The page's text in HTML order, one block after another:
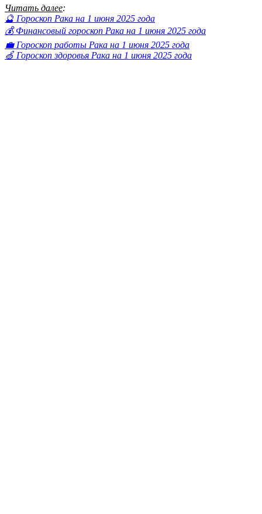
Читать далее:
🔮 Гороскоп Рака на 1 июня 2025 года
💰 Финансовый гороскоп Рака на 1 июня 2025 года
💼 Гороскоп работы Рака на 1 июня 2025 года
🍏 Гороскоп здоровья Рака на 1 июня 2025 года